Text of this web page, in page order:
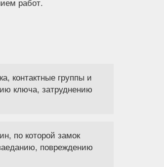
контактные группы и
ключа, затруднению
по которой замок
повреждению